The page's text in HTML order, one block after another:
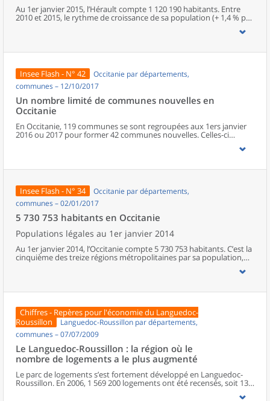
Au 1er janvier 2015, l’Hérault compte 1 120 190 habitants. Entre
2010 et 2015, le rythme de croissance de sa population (+ 1,4 % par
an) est, avec celui de la Haute-Garonne, le plus élevé de la région
Occitanie et classe l’Hérault au deuxième rang des départements
Garonne. L’Hérault gagne 15 130 habitants en moyenne chaque
deux locomotives démographiques de la région.
Insee Flash - N° 42
Occitanie par départements,
communes – 12/10/2017
Un nombre limité de communes nouvelles en
Occitanie
En Occitanie, 119 communes se sont regroupées aux 1ers janvier
2016 ou 2017 pour former 42 communes nouvelles. Celles-ci
représentent moins d’un dixième des communes nouvelles
françaises. Dans la région, le nombre de communes fusionnant
concernés par ce remodelage du paysage communal.
Insee Flash - N° 34
Occitanie par départements,
communes – 02/01/2017
5 730 753 habitants en Occitanie
Populations légales au 1er janvier 2014
Au 1er janvier 2014, l’Occitanie compte 5 730 753 habitants. C’est la
cinquième des treize régions métropolitaines par sa population,
entre la Nouvelle-Aquitaine et le Grand-Est. Entre 2009 et 2014,
qu'en moyenne en métropole, est le plus fort après celui de la
dans la région, l’une des plus attractives du pays.
Chiffres - Repères pour l'économie du Languedoc-
Roussillon
Languedoc-Roussillon par départements,
communes – 07/07/2009
Le Languedoc-Roussillon : la région où le
nombre de logements a le plus augmenté
Le parc de logements s’est fortement développé en Languedoc-
Roussillon. En 2006, 1 569 200 logements ont été recensés, soit 13
% de plus qu’en 1999. La forte croissance démographique et la